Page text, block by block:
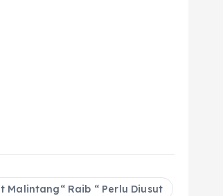
Malintang“ Raib “ Perlu Diusut